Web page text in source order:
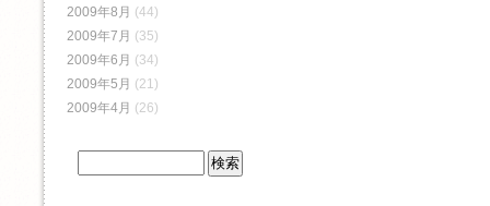
2009年8月 (44)
2009年7月 (35)
2009年6月 (34)
2009年5月 (21)
2009年4月 (26)